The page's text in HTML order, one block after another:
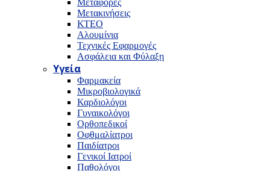
Μεταφορές
Μετακινήσεις
ΚΤΕΟ
Αλουμίνια
Τεχνικές Εφαρμογές
Ασφάλεια και Φύλαξη
Υγεία
Φαρμακεία
Μικροβιολογικά
Καρδιολόγοι
Γυναικολόγοι
Ορθοπεδικοί
Οφθμαλίατροι
Παιδίατροι
Γενικοί Ιατροί
Παθολόγοι